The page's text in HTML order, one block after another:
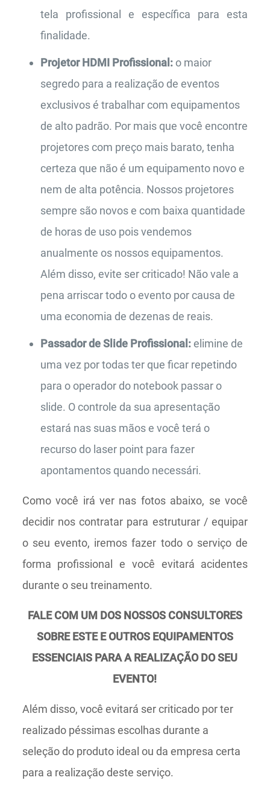
tela profissional e específica para esta
finalidade.
Projetor HDMI Profissional:o maior
segredo para a realização de eventos
exclusivos é trabalhar com equipamentos
de alto padrão. Por mais que você encontre
projetores com preço mais barato, tenha
certeza que não é um equipamento novo e
nem de alta potência. Nossos projetores
sempre são novos e com baixa quantidade
de horas de uso pois vendemos
anualmente os nossos equipamentos.
Além disso, evite ser criticado! Não vale a
pena arriscar todo o evento por causa de
uma economia de dezenas de reais.
Passador de Slide Profissional:elimine de
uma vez por todas ter que ficar repetindo
para o operador do notebook passar o
slide. O controle da sua apresentação
estará nas suas mãos e você terá o
recurso do laser point para fazer
apontamentos quando necessári.
Como você irá ver nas fotos abaixo, se você
decidir nos contratar para estruturar / equipar
o seu evento, iremos fazer todo o serviço de
forma profissional e você evitará acidentes
durante o seu treinamento.
FALE COM UM DOS NOSSOS CONSULTORES
SOBRE ESTE E OUTROS EQUIPAMENTOS
ESSENCIAIS PARA A REALIZAÇÃO DO SEU
EVENTO!
Além disso, você evitará ser criticado por ter
realizado péssimas escolhas durante a
seleção do produto ideal ou da empresa certa
para a realização deste serviço.